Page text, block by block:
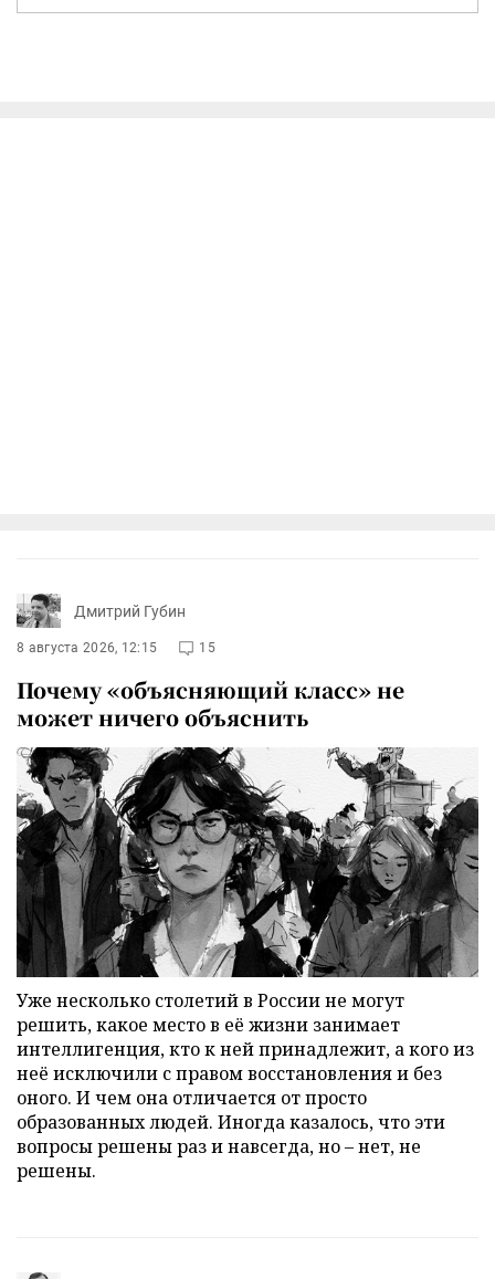
Дмитрий Губин
8 августа 2026, 12:15 15
Почему «объясняющий класс» не
может ничего объяснить
Уже несколько столетий в России не могут
решить, какое место в её жизни занимает
интеллигенция, кто к ней принадлежит, а кого из
неё исключили с правом восстановления и без
оного. И чем она отличается от просто
образованных людей. Иногда казалось, что эти
вопросы решены раз и навсегда, но – нет, не
решены.